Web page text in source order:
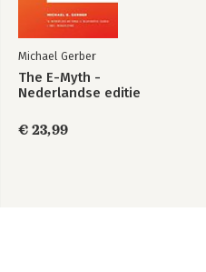
Tip 43. Begin met investeren
Tip 44. Gooi je rotte appels weg
Vernieuwingsfase
Tip 46. Neem je aanbod onder
Tip 47. Haal het optimale uit je
Tip 48. Denk na over jouw
Michael Gerber
The E-Myth -
Nederlandse editie
€ 23,99